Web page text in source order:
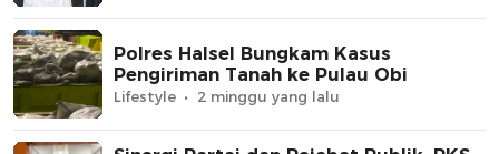
Polres Halsel Bungkam Kasus
Pengiriman Tanah ke Pulau Obi
Lifestyle 2 minggu yang lalu